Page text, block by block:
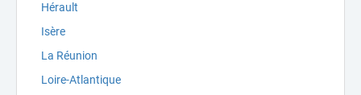
Hérault
Isère
La Réunion
Loire-Atlantique